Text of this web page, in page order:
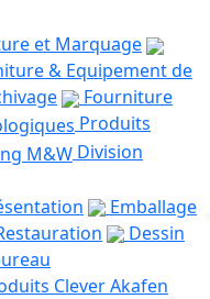
et Marquage
& Equipement de
Fourniture
Produits
Division
Emballage
Dessin
Clever Akafen